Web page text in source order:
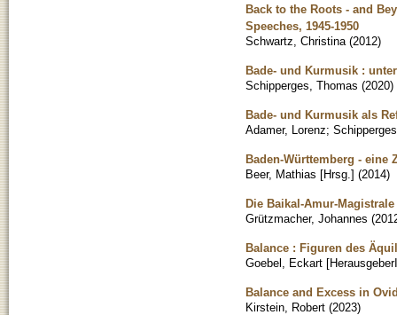
Back to the Roots - and
Speeches, 1945-1950
Schwartz, Christina (2012)
Bade- und Kurmusik :
Schipperges, Thomas (2020)
Bade- und Kurmusik als
Adamer, Lorenz;
Baden-Württemberg - eine
Beer, Mathias [Hrsg.] (2014)
Die Baikal-Amur-
Grützmacher, Johannes (
Balance : Figuren des
Goebel, Eckart
Balance and Excess in
Kirstein, Robert (2023)